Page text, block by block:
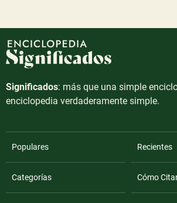
Significados: más que una simple
enciclopedia verdaderamente simple.
Populares Recientes
Categorías Cómo